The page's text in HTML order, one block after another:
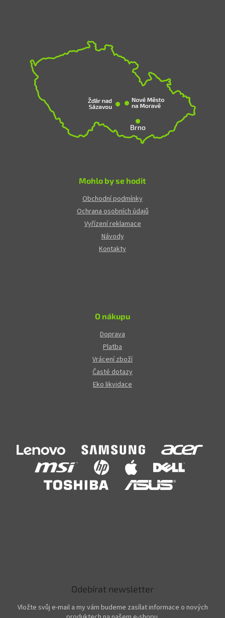
Mohlo by se hodit
Obchodní podmínky
Ochrana osobních údajů
Vyřízení reklamace
Návody
Kontakty
O nákupu
Doprava
Platba
Vrácení zboží
Časté dotazy
Eko likvidace
Odebírat newsletter
Vložte svůj e-mail a my vám budeme zasílat informace o nových